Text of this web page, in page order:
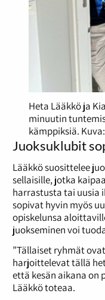
Heta Lääkkö ja
minuutin
kämppiksiä.
Juoksuklubit
Lääkkö suosittelee
sellaisille, jotka
harrastusta tai uusia
sopivat hyvin myös
opiskelunsa
juokseminen voi
”Tällaiset ryhmät
harjoittelevat tällä
että kesän aikana on
Lääkkö toteaa.